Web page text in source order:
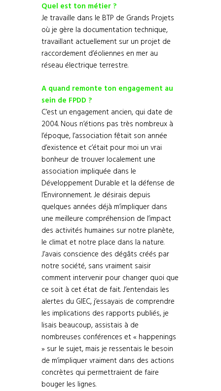
Quel est ton métier ?
Je travaille dans le BTP de Grands Projets
où je gère la documentation technique,
travaillant actuellement sur un projet de
raccordement d’éoliennes en mer au
réseau électrique terrestre.
A quand remonte ton engagement au
sein de FPDD ?
C’est un engagement ancien, qui date de
2004. Nous n’étions pas très nombreux à
l’époque, l’association fêtait son année
d’existence et c’était pour moi un vrai
bonheur de trouver localement une
association impliquée dans le
Développement Durable et la défense de
l’Environnement. Je désirais depuis
quelques années déjà m’impliquer dans
une meilleure compréhension de l’impact
des activités humaines sur notre planète,
le climat et notre place dans la nature.
J’avais conscience des dégâts créés par
notre société, sans vraiment saisir
comment intervenir pour changer quoi que
ce soit à cet état de fait. J’entendais les
alertes du GIEC, j’essayais de comprendre
les implications des rapports publiés, je
lisais beaucoup, assistais à de
nombreuses conférences et « happenings
» sur le sujet, mais je ressentais le besoin
de m’impliquer vraiment dans des actions
concrètes qui permettraient de faire
bouger les lignes.